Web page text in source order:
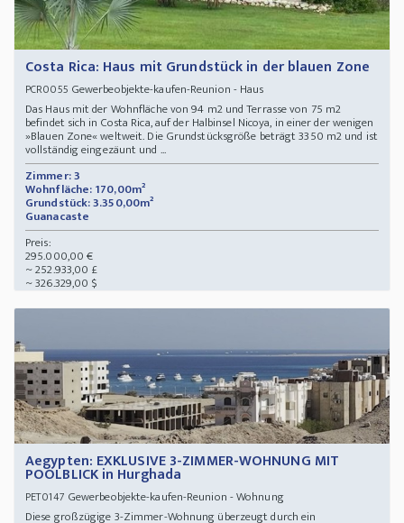
Costa Rica: Haus mit Grundstück in der blauen Zone
PCR0055 Gewerbeobjekte-kaufen-Reunion - Haus
Das Haus mit der Wohnfläche von 94 m2 und Terrasse von 75 m2
befindet sich in Costa Rica, auf der Halbinsel Nicoya, in einer der wenigen
»Blauen Zone« weltweit. Die Grundstücksgröße beträgt 3350 m2 und ist
vollständig eingezäunt und ...
Zimmer: 3
Wohnfläche: 170,00m²
Grundstück: 3.350,00m²
Guanacaste
Preis:
295.000,00 €
~ 252.933,00 £
~ 326.329,00 $
Aegypten: EXKLUSIVE 3-ZIMMER-WOHNUNG MIT
POOLBLICK in Hurghada
PET0147 Gewerbeobjekte-kaufen-Reunion - Wohnung
Diese großzügige 3-Zimmer-Wohnung überzeugt durch ein